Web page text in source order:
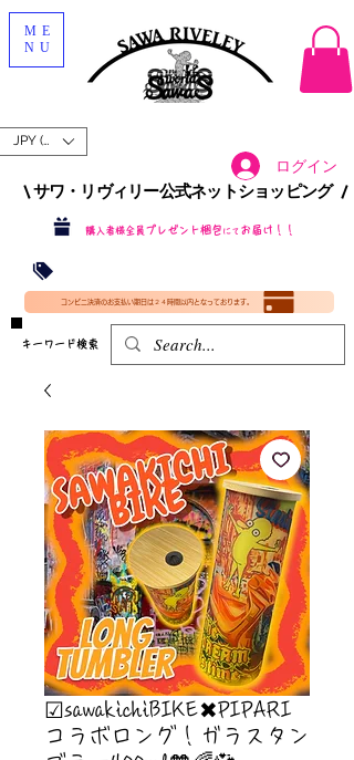
JPY (¥)
ログイン
\ サワ・リヴィリー公式ネットショッピング /​
購入者様全員 プレゼント梱包 にて お届け！！
​(35000円（税込）未満のご購入は全国送料890円（沖縄・北海道除く）（梱包手数料込み）
コンビニ決済のお支払い期日は２４時間以内となっております。
​キーワード検索
ME
NU
☑︎sawakichiBIKE✖︎PIPARI
コラボロング！ガラスタン